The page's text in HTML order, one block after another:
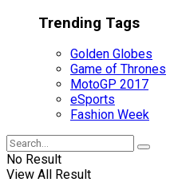
Trending Tags
Golden Globes
Game of Thrones
MotoGP 2017
eSports
Fashion Week
No Result
View All Result